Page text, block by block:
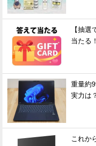
【抽
当たる
重量約
実力は
これか